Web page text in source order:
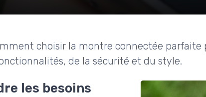
choisir la montre connectée
de la sécurité et du style.
les besoins